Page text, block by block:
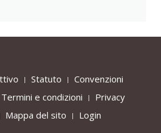
Statuto
Convenzioni
Termini e condizioni
Privacy
Mappa del sito Login